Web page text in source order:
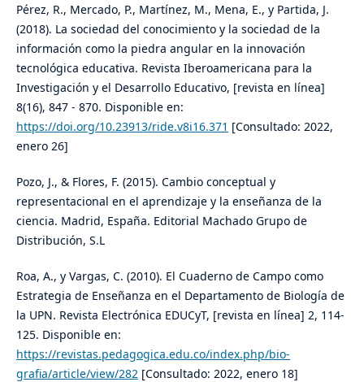
Pérez, R., Mercado, P., Martínez, M., Mena, E., y Partida, J.
(2018). La sociedad del conocimiento y la sociedad de la
información como la piedra angular en la innovación
tecnológica educativa. Revista Iberoamericana para la
Investigación y el Desarrollo Educativo, [revista en línea]
8(16), 847 - 870. Disponible en:
https://doi.org/10.23913/ride.v8i16.371 [Consultado: 2022,
enero 26]
Pozo, J., & Flores, F. (2015). Cambio conceptual y
representacional en el aprendizaje y la enseñanza de la
ciencia. Madrid, España. Editorial Machado Grupo de
Distribución, S.L
Roa, A., y Vargas, C. (2010). El Cuaderno de Campo como
Estrategia de Enseñanza en el Departamento de Biología de
la UPN. Revista Electrónica EDUCyT, [revista en línea] 2, 114-
125. Disponible en:
https://revistas.pedagogica.edu.co/index.php/bio-
grafia/article/view/282[Consultado: 2022, enero 18]